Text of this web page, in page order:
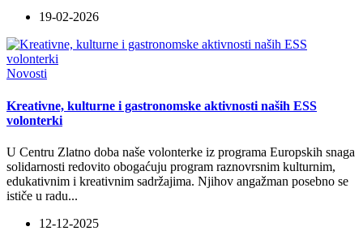
19-02-2026
Novosti
Kreativne, kulturne i gastronomske aktivnosti naših ESS
volonterki
U Centru Zlatno doba naše volonterke iz programa Europskih snaga
solidarnosti redovito obogaćuju program raznovrsnim kulturnim,
edukativnim i kreativnim sadržajima. Njihov angažman posebno se
ističe u radu...
12-12-2025